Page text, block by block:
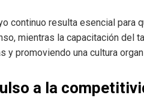
continuo resulta esencial para
mientras la capacitación del
y promoviendo una cultura
a la